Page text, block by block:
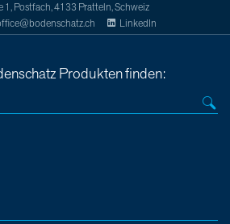
1, Postfach, 4133 Pratteln, Schweiz
LinkedIn
Produkten finden: